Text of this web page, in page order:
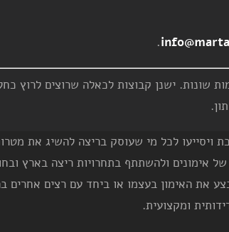
.
ויסייעו לכל מי שעוסק בריצה להשיג את
אימונים ולהשתתף בתחרויות ריצה בארץ
את האימון בעצמו או ביחד עם רצים
ומקצועית.